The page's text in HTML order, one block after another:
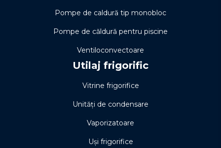
Pompe de caldură tip monobloc
Pompe de căldură pentru piscine
Ventiloconvectoare
Utilaj frigorific
Vitrine frigorifice
Unități de condensare
Vaporizatoare
Uși frigorifice